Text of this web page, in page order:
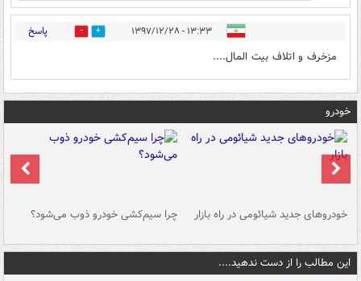
۱۳:۳۳ - ۱۳۹۷/۱۲/۲۸ 0 پاسخ
مزخرف و اتلاف بیت المال....
خودرو
خودروهای جدید شیائومی در راه بازار چرا سیم‌کشی خودرو ذوب می‌شود؟
این مطالب را از دست ندهید....